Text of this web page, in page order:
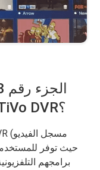
التلفزيونية المحذوفة على TiVo DVR؟
برامجهم